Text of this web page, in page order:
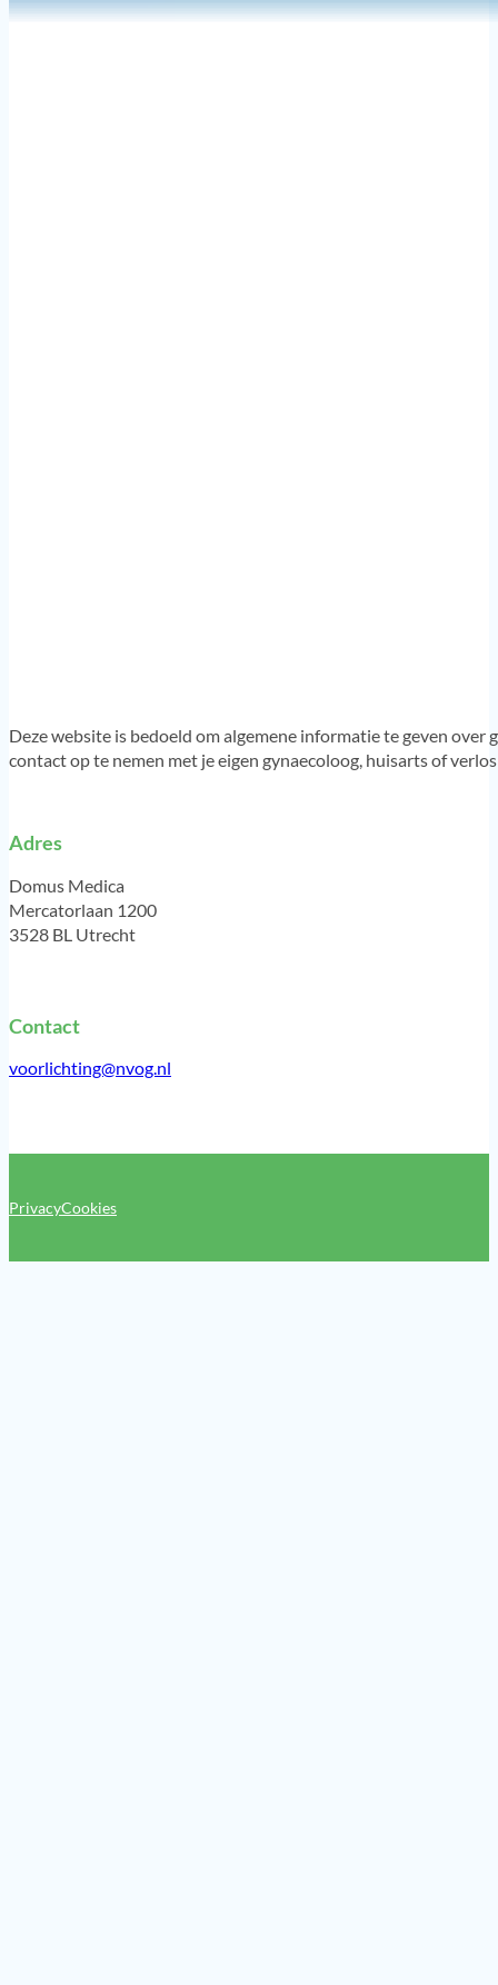
Deze website is bedoeld om algemene informatie te geven
contact op te nemen met je eigen gynaecoloog, huisarts of
Adres
Domus Medica
Mercatorlaan 1200
3528 BL Utrecht
Contact
voorlichting@nvog.nl
PrivacyCookies